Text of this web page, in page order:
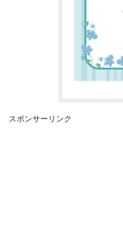
スポンサーリンク